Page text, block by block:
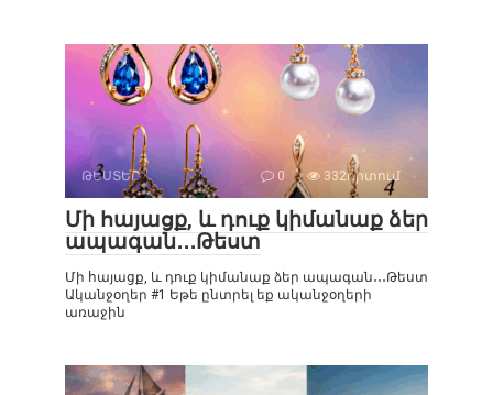
ԹԵՍՏԵՐ 0 332դիտում
Մի հայացք, և դուք կիմանաք ձեր
ապագան․․․Թեստ
Մի հայացք, և դուք կիմանաք ձեր ապագան․․․Թեստ
Ականջօղեր #1 Եթե ընտրել եք ականջօղերի
առաջին